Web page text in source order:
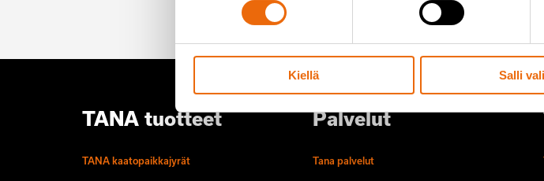
Kiellä Salli
TANA tuotteet
TANA kaatopaikkajyrät
Palvelut
Tana palvelut